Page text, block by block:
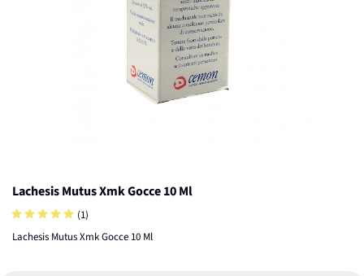
Lachesis Mutus Xmk Gocce 10 Ml
(1)
Lachesis Mutus Xmk Gocce 10 Ml